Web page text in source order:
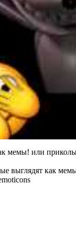
мемы! или
выглядят как